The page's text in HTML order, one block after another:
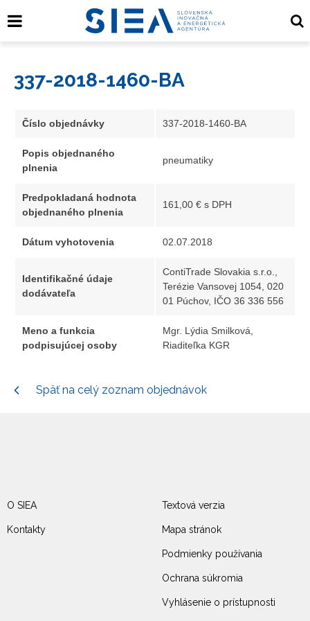
337-2018-1460-BA
Číslo objednávky 337-2018-1460-BA
Popis objednaného
plnenia
pneumatiky
Predpokladaná hodnota
objednaného plnenia
161,00 € s DPH
Dátum vyhotovenia 02.07.2018
Identifikačné údaje
dodávateľa
ContiTrade Slovakia s.r.o.,
Terézie Vansovej 1054, 020
01 Púchov, IČO 36 336 556
Meno a funkcia
podpisujúcej osoby
Mgr. Lýdia Smilková,
Riaditeľka KGR
Späť na celý zoznam objednávok
O SIEA
Kontakty
Textová verzia
Mapa stránok
Podmienky používania
Ochrana súkromia
Vyhlásenie o prístupnosti